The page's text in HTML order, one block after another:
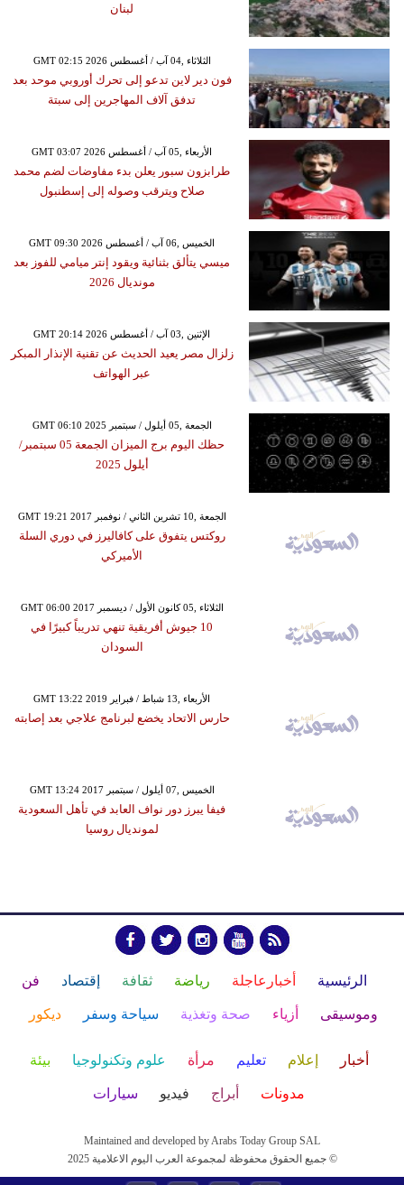
لبنان
GMT 02:15 2026 الثلاثاء ,04 آب / أغسطس
فون دير لاين تدعو إلى تحرك أوروبي موحد بعد
تدفق آلاف المهاجرين إلى سبتة
GMT 03:07 2026 الأربعاء ,05 آب / أغسطس
طرابزون سبور يعلن بدء مفاوضات لضم محمد
صلاح ويترقب وصوله إلى إسطنبول
GMT 09:30 2026 الخميس ,06 آب / أغسطس
ميسي يتألق بثنائية ويقود إنتر ميامي للفوز بعد
مونديال 2026
GMT 20:14 2026 الإثنين ,03 آب / أغسطس
زلزال مصر يعيد الحديث عن تقنية الإنذار المبكر
عبر الهواتف
GMT 06:10 2025 الجمعة ,05 أيلول / سبتمبر
حظك اليوم برج الميزان الجمعة 05 سبتمبر/
أيلول 2025
GMT 19:21 2017 الجمعة ,10 تشرين الثاني / نوفمبر
روكتس يتفوق على كافاليرز في دوري السلة
الأميركي
GMT 06:00 2017 الثلاثاء ,05 كانون الأول / ديسمبر
10 جيوش أفريقية تنهي تدريباً كبيرًا في
السودان
GMT 13:22 2019 الأربعاء ,13 شباط / فبراير
حارس الاتحاد يخضع لبرنامج علاجي بعد إصابته
GMT 13:24 2017 الخميس ,07 أيلول / سبتمبر
فيفا يبرز دور نواف العابد في تأهل السعودية
لمونديال روسيا
الرئيسية أخبارعاجلة رياضة ثقافة إقتصاد فن
وموسيقى أزياء صحة وتغذية سياحة وسفر ديكور
أخبار إعلام تعليم مرأة علوم وتكنولوجيا بيئة
مدونات أبراج فيديو سيارات
Maintained and developed by Arabs Today Group SAL
جميع الحقوق محفوظة لمجموعة العرب اليوم الاعلامية 2025 ©